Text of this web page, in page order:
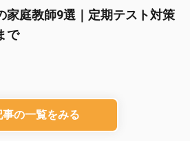
家庭教師9選｜定期テスト対策
で
事の一覧をみる